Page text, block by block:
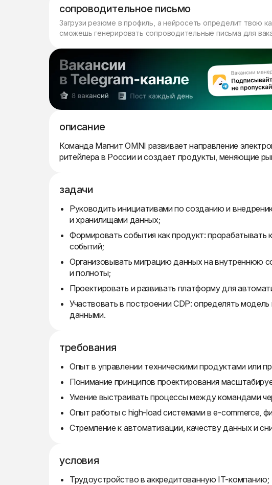
сопроводительное письмо
Загрузи резюме в профиль, а нейросеть определит твою
сможешь генерировать сопроводительные письма для
описание
Команда Магнит OMNI развивает направление
ритейлера в России и создает продукты, меняющие
задачи
Руководить инициативами по созданию и
и хранилищами данных;
Формировать события как продукт: прорабатывать
событий;
Организовывать миграцию данных на внутреннюю
и полноты;
Проектировать и развивать платформу для
Участвовать в построении CDP: определять
данными.
требования
Опыт в управлении техническими продуктами или
Понимание принципов проектирования
Умение выстраивать процессы между командами
Опыт работы с high-load системами в e-commerce,
Стремление к автоматизации, качеству данных и
условия
Трудоустройство в аккредитованную IT-компанию;